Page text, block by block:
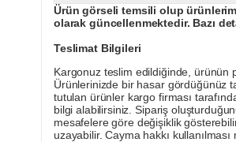
Ürün görseli temsili olup
olarak güncellenmektedir. Bazı
Teslimat Bilgileri
Kargonuz teslim edildiğinde, ürünün
Ürünlerinizde bir hasar gördüğünüz
tutulan ürünler kargo firması
bilgi alabilirsiniz. Sipariş
mesafelere göre değişiklik
uzayabilir. Cayma hakkı